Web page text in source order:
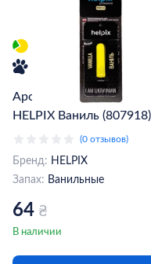
Ароматизатор жидкий
HELPIX Ваниль (807918)
(0 отзывов)
Бренд: HELPIX
Запах: Ванильные
64 ₴
В наличии